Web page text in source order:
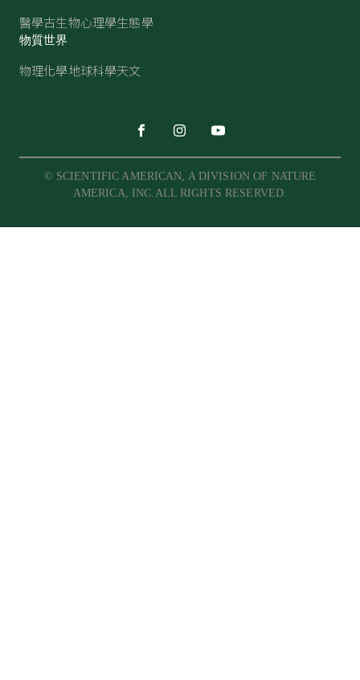
醫學古生物心理學生態學
物質世界
物理化學地球科學天文
© SCIENTIFIC AMERICAN, A DIVISION OF NATURE
AMERICA, INC.ALL RIGHTS RESERVED.